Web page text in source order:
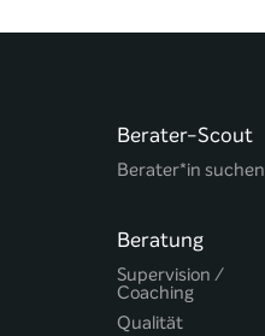
Berater-Scout
Berater*in suchen
Beratung
Supervision /
Coaching
Qualität